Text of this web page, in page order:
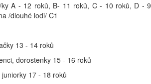
ky A - 12 roků, B- 11 roků, C - 10 roků, D -
/dlouhé lodi/ C1
13 - 14 roků
dorostenky 15 - 16 roků
17 - 18 roků